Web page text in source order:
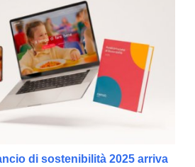
di sostenibilità 2025 arriva